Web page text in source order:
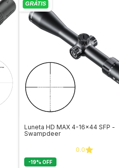
Luneta HD MAX 4-16x44 SFP -
Swampdeer
0.0
-19% OFF